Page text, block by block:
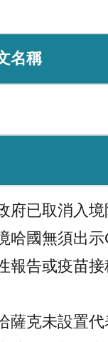
名稱
府已取消入境
哈國無須出
報告或疫苗
薩克未設置